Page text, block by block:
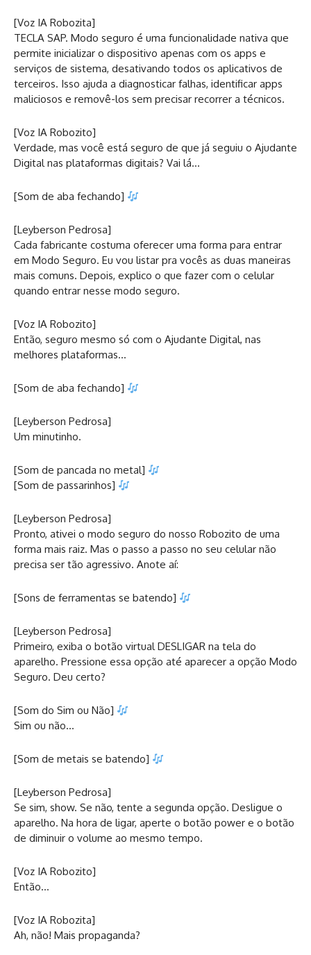
[Voz IA Robozita]
TECLA SAP. Modo seguro é uma funcionalidade nativa que
permite inicializar o dispositivo apenas com os apps e
serviços de sistema, desativando todos os aplicativos de
terceiros. Isso ajuda a diagnosticar falhas, identificar apps
maliciosos e removê-los sem precisar recorrer a técnicos.
[Voz IA Robozito]
Verdade, mas você está seguro de que já seguiu o Ajudante
Digital nas plataformas digitais? Vai lá…
[Som de aba fechando]
[Leyberson Pedrosa]
Cada fabricante costuma oferecer uma forma para entrar
em Modo Seguro. Eu vou listar pra vocês as duas maneiras
mais comuns. Depois, explico o que fazer com o celular
quando entrar nesse modo seguro.
[Voz IA Robozito]
Então, seguro mesmo só com o Ajudante Digital, nas
melhores plataformas…
[Som de aba fechando]
[Leyberson Pedrosa]
Um minutinho.
[Som de pancada no metal]
[Som de passarinhos]
[Leyberson Pedrosa]
Pronto, ativei o modo seguro do nosso Robozito de uma
forma mais raiz. Mas o passo a passo no seu celular não
precisa ser tão agressivo. Anote aí:
[Sons de ferramentas se batendo]
[Leyberson Pedrosa]
Primeiro, exiba o botão virtual DESLIGAR na tela do
aparelho. Pressione essa opção até aparecer a opção Modo
Seguro. Deu certo?
[Som do Sim ou Não]
Sim ou não…
[Som de metais se batendo]
[Leyberson Pedrosa]
Se sim, show. Se não, tente a segunda opção. Desligue o
aparelho. Na hora de ligar, aperte o botão power e o botão
de diminuir o volume ao mesmo tempo.
[Voz IA Robozito]
Então…
[Voz IA Robozita]
Ah, não! Mais propaganda?